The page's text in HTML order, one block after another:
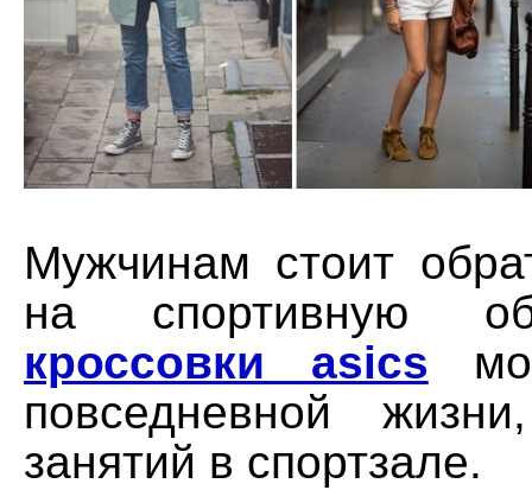
Мужчинам стоит
на спортивную
кроссовки asics
повседневной
занятий в спортзале.